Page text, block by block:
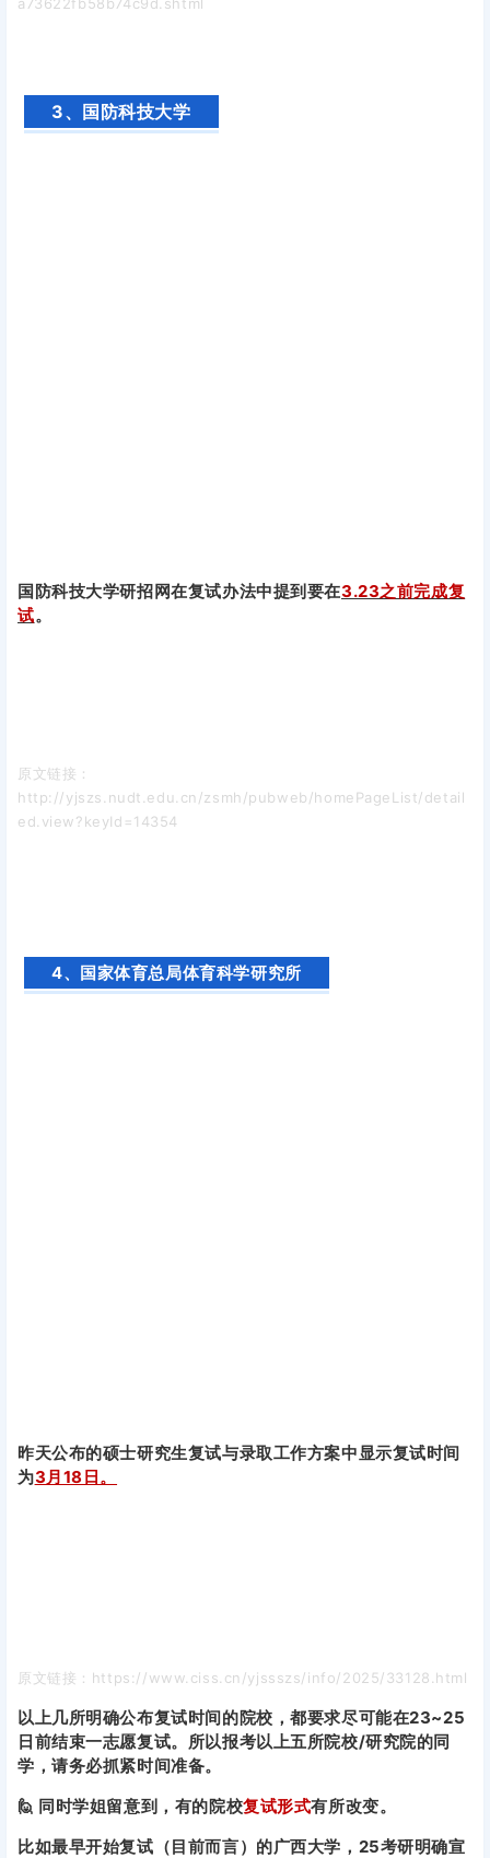
3、国防科技大学
国防科技大学研招网在复试办法中提到要在3.23之前完成复
试。
原文链接：
http://yjszs.nudt.edu.cn/zsmh/pubweb/homePageList/detail
ed.view?keyId=14354
4、国家体育总局体育科学研究所
昨天公布的硕士研究生复试与录取工作方案中显示复试时间
为3月18日。
原文链接：https://www.ciss.cn/yjssszs/info/2025/33128.html
以上几所明确公布复试时间的院校，都要求尽可能在23~25
日前结束一志愿复试。 所以报考以上五所院校/研究院的同
学，请务必抓紧时间准备。
🙋 同时学姐留意到，有的院校复试形式有所改变。
比如最早开始复试（目前而言）的广西大学，25考研明确宣